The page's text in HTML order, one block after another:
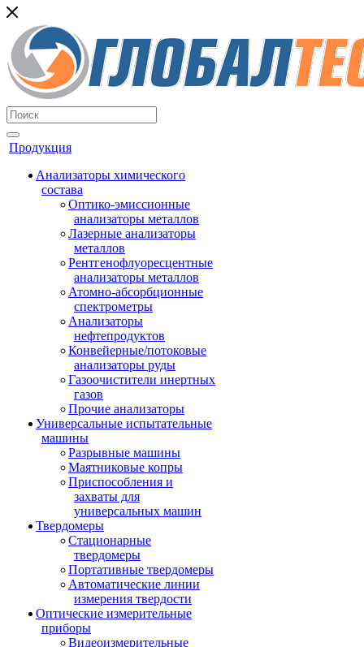
Продукция
Анализаторы химического
состава
Оптико-эмиссионные
анализаторы металлов
Лазерные анализаторы
металлов
Рентгенофлуоресцентные
анализаторы металлов
Атомно-абсорбционные
спектрометры
Анализаторы
нефтепродуктов
Конвейерные/потоковые
анализаторы руды
Газоочистители инертных
газов
Прочие анализаторы
Универсальные испытательные
машины
Разрывные машины
Маятниковые копры
Приспособления и
захваты для
универсальных машин
Твердомеры
Стационарные
твердомеры
Портативные твердомеры
Автоматические линии
измерения твердости
Оптические измерительные
приборы
Видеоизмерительные